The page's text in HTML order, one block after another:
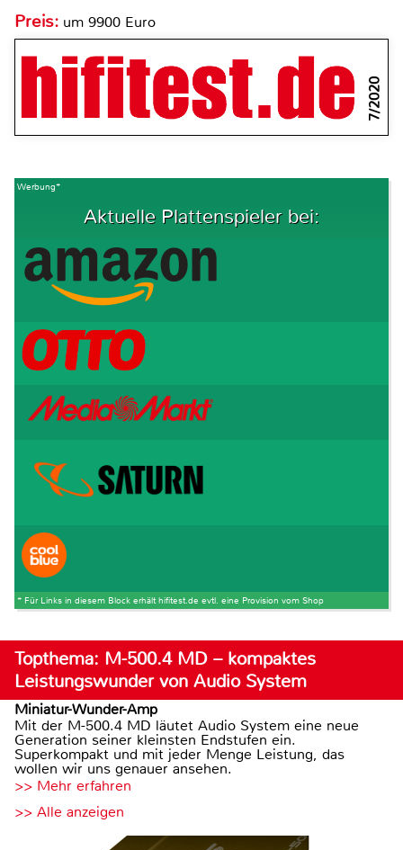
Preis: um 9900 Euro
7/2020
Werbung*
Aktuelle Plattenspieler bei:
* Für Links in diesem Block erhält hifitest.de evtl. eine Provision vom Shop
Topthema: M-500.4 MD – kompaktes
Leistungswunder von Audio System
Miniatur-Wunder-Amp
Mit der M-500.4 MD läutet Audio System eine neue
Generation seiner kleinsten Endstufen ein.
Superkompakt und mit jeder Menge Leistung, das
wollen wir uns genauer ansehen.
>> Mehr erfahren
>> Alle anzeigen